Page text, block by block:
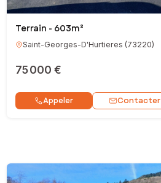
Terrain - 603m²
Saint-Georges-D'Hurtieres (73220)
75 000 €
Appeler Contacter